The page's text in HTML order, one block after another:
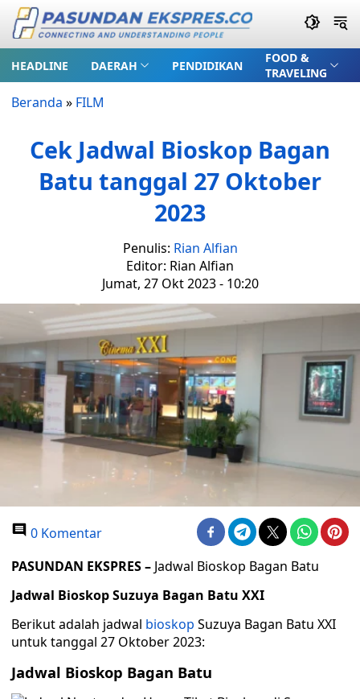
HEADLINE DAERAH PENDIDIKAN
FOOD &
TRAVELING
Beranda » FILM
Cek Jadwal Bioskop Bagan
Batu tanggal 27 Oktober
2023
Penulis: Rian Alfian
Editor: Rian Alfian
Jumat, 27 Okt 2023 - 10:20
0 Komentar
PASUNDAN EKSPRES – Jadwal Bioskop Bagan Batu
Jadwal Bioskop Suzuya Bagan Batu XXI
Berikut adalah jadwal bioskop Suzuya Bagan Batu XXI
untuk tanggal 27 Oktober 2023:
Jadwal Bioskop Bagan Batu